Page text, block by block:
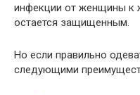
инфекции от женщины к
остается защищенным.
Но если правильно
следующими